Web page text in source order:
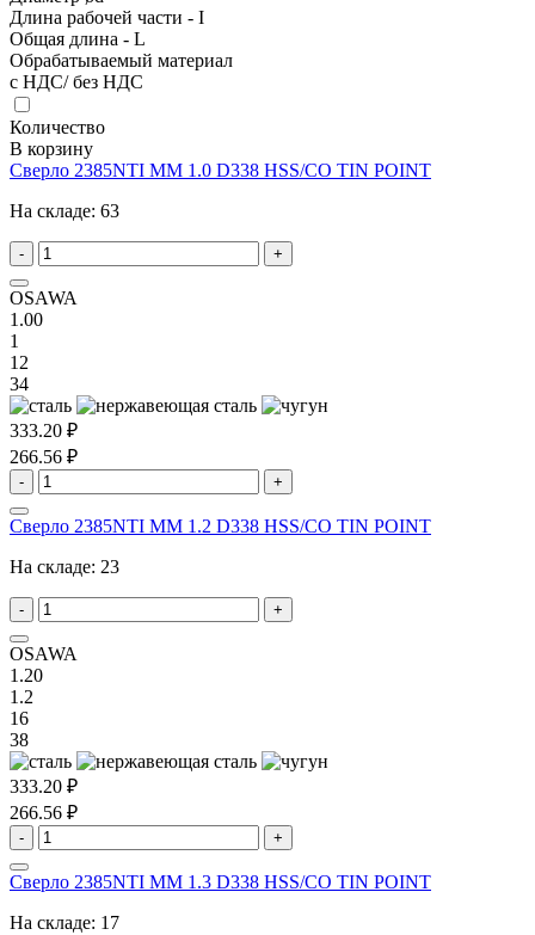
Длина рабочей части - I
Общая длина - L
Обрабатываемый материал
с НДС/ без НДС
Количество
В корзину
Сверло 2385NTI MM 1.0 D338 HSS/CO TIN POINT
На складе: 63
- +
OSAWA
1.00
1
12
34
333.20 ₽
266.56 ₽
- +
Сверло 2385NTI MM 1.2 D338 HSS/CO TIN POINT
На складе: 23
- +
OSAWA
1.20
1.2
16
38
333.20 ₽
266.56 ₽
- +
Сверло 2385NTI MM 1.3 D338 HSS/CO TIN POINT
На складе: 17